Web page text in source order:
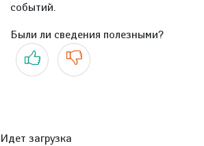
событий.
Были ли сведения полезными?
Да Нет
Идет загрузка